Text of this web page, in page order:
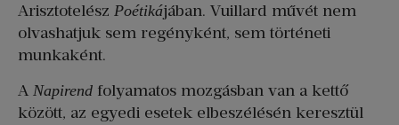
Arisztotelész Poétikájában. Vuillard művét nem
olvashatjuk sem regényként, sem történeti
munkaként.
A Napirend folyamatos mozgásban van a kettő
között, az egyedi esetek elbeszélésén keresztül